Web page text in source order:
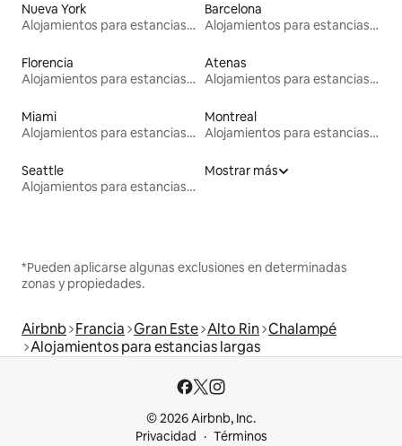
Nueva York
Alojamientos para estancias largas
Barcelona
Alojamientos para estancias largas
Florencia
Alojamientos para estancias largas
Atenas
Alojamientos para estancias largas
Miami
Alojamientos para estancias largas
Montreal
Alojamientos para estancias largas
Seattle
Alojamientos para estancias largas
Mostrar más
*Pueden aplicarse algunas exclusiones en determinadas
zonas y propiedades.
Airbnb Francia Gran Este Alto Rin Chalampé
Alojamientos para estancias largas
© 2026 Airbnb, Inc.
Privacidad
Términos